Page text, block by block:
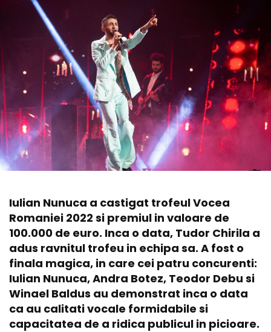
Iulian Nunuca a castigat trofeul Vocea
Romaniei 2022 si premiul in valoare de
100.000 de euro. Inca o data, Tudor Chirila a
adus ravnitul trofeu in echipa sa. A fost o
finala magica, in care cei patru concurenti:
Iulian Nunuca, Andra Botez, Teodor Debu si
Winael Baldus au demonstrat inca o data
ca au calitati vocale formidabile si
capacitatea de a ridica publicul in picioare.